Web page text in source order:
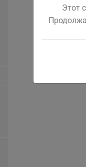
Этот